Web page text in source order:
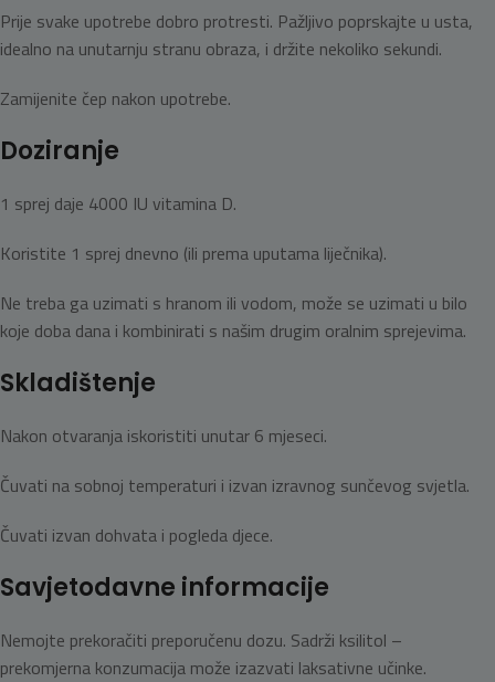
Prije svake upotrebe dobro protresti. Pažljivo poprskajte u usta,
idealno na unutarnju stranu obraza, i držite nekoliko sekundi.
Zamijenite čep nakon upotrebe.
Doziranje
1 sprej daje 4000 IU vitamina D.
Koristite 1 sprej dnevno (ili prema uputama liječnika).
Ne treba ga uzimati s hranom ili vodom, može se uzimati u bilo
koje doba dana i kombinirati s našim drugim oralnim sprejevima.
Skladištenje
Nakon otvaranja iskoristiti unutar 6 mjeseci.
Čuvati na sobnoj temperaturi i izvan izravnog sunčevog svjetla.
Čuvati izvan dohvata i pogleda djece.
Savjetodavne informacije
Nemojte prekoračiti preporučenu dozu. Sadrži ksilitol –
prekomjerna konzumacija može izazvati laksativne učinke.